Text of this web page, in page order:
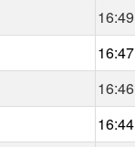
16:49
16:47
16:46
16:44